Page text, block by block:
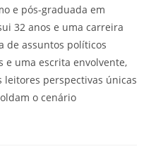
e pós-graduada em
32 anos e uma carreira
de assuntos políticos
e uma escrita envolvente,
leitores perspectivas únicas
o cenário